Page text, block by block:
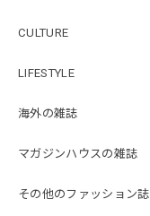
CULTURE
LIFESTYLE
海外の雑誌
マガジンハウスの雑誌
その他のファッション誌